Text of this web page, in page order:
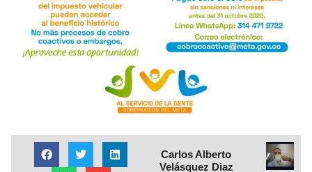
Carlos Alberto
Velásquez Diaz